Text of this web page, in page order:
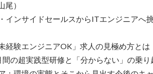
）
ンサイドセールスからITエンジニアへ
験エンジニアOK」求人の見極め方とは
の超実践型研修と「分からない」の乗り